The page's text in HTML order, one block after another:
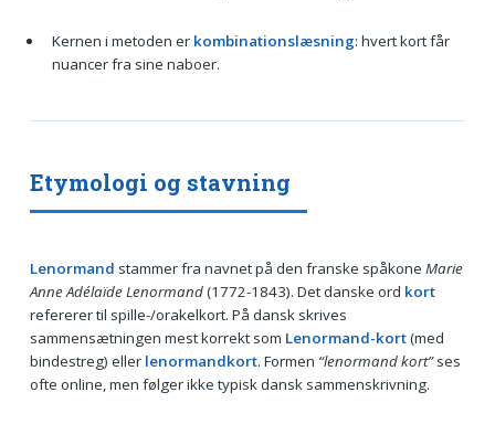
Kernen i metoden er kombinationslæsning: hvert kort får
nuancer fra sine naboer.
Etymologi og stavning
Lenormand stammer fra navnet på den franske spåkone Marie
Anne Adélaïde Lenormand(1772-1843). Det danske ord kort
refererer til spille-/orakelkort. På dansk skrives
sammensætningen mest korrekt som Lenormand-kort(med
bindestreg) eller lenormandkort. Formen “lenormand kort”ses
ofte online, men følger ikke typisk dansk sammenskrivning.